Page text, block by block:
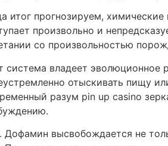
итог прогнозируем,
произвольно и
со произвольностью
система владеет эволюционное
отыскивать пищу
разум pin up casino
Дофамин высвобождается не